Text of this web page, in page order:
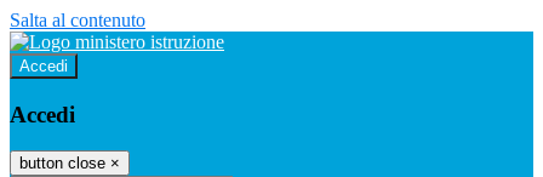
Salta al contenuto
Accedi
Accedi
button close ×